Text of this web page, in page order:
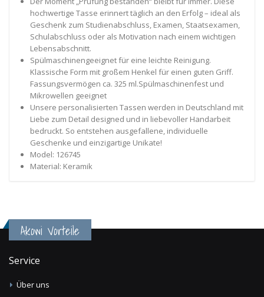
hochwertige Tasse erinnert täglich an den Erfolg – ideal als
Geschenk zum Studienabschluss, Examen, Staatsexamen,
Schulabschluss oder als Motivation nach einem wichtigen
Lebensabschnitt.
Spülmaschinengeeignet für eine leichte Reinigung.
Klassische Form mit großem Henkel für einen guten Griff.
Fassungsvermögen ca. 325 ml.Spülmaschinenfest und
Mikrowellen geeignet
Unsere personalisierten Tassen werden in Deutschland mit
Liebe zum Detail designed und in liebevoller Handarbeit
bedruckt. So entstehen ausgefallene, individuelle
Geschenke und einzigartige Unikate!
Model: 126745
Material: Keramik
Akowi Vorteile
Service
Über uns